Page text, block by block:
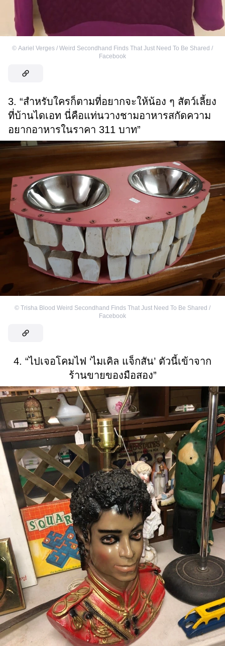
© Aariel Verges / Weird Secondhand Finds That Just Need To Be Shared /
Facebook
3. “สำหรับใครก็ตามที่อยากจะให้น้อง ๆ สัตว์เลี้ยง
ที่บ้านไดเอท นี่คือแท่นวางชามอาหารสกัดความ
อยากอาหารในราคา 311 บาท”
© Trisha Blood Weird Secondhand Finds That Just Need To Be Shared /
Facebook
4. “ไปเจอโคมไฟ ‘ไมเคิล แจ็กสัน’ ตัวนี้เข้าจาก
ร้านขายของมือสอง”